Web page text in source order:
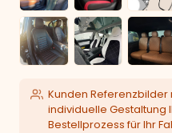
Kunden
individuelle Gestaltung
Bestellprozess für Ihr